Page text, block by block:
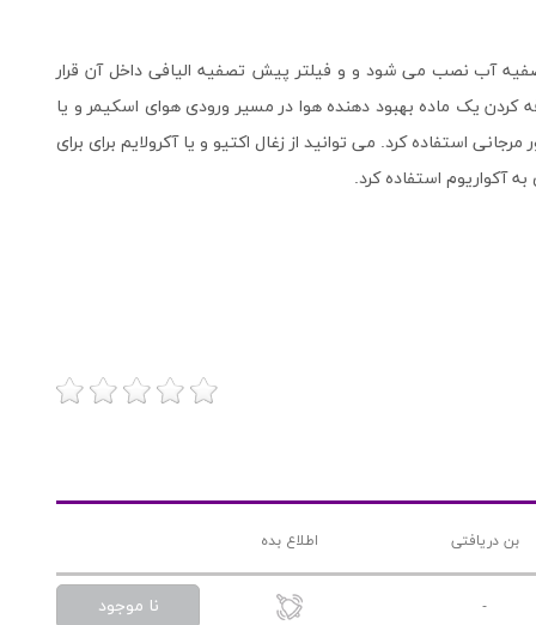
تصفیه آب نصب می شود و و فیلتر پیش تصفیه الیافی داخل آن قرار
کردن یک ماده بهبود دهنده هوا در مسیر ورودی هوای اسکیمر و یا
استفاده کرد. می توانید از زغال اکتیو و یا آکرولایم برای برای
آکواریوم استفاده کرد.
بن دریافتی اطلاع بده
- نا موجود